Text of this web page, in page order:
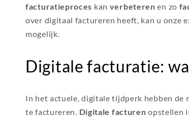
facturatieproces kan verbeterenen zo
over digitaal factureren heeft, kan u onze
mogelijk.
Digitale facturatie:
In het actuele, digitale tijdperk hebben de
te factureren. Digitale facturen opstellen